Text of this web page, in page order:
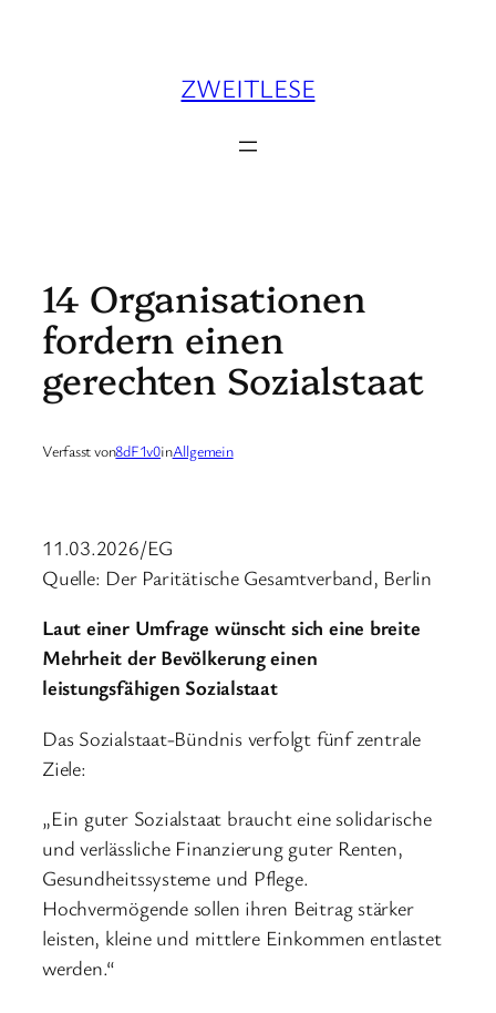
ZWEITLESE
14 Organisationen
fordern einen
gerechten Sozialstaat
Verfasst von8dF1v0inAllgemein
11.03.2026/EG
Quelle: Der Paritätische Gesamtverband, Berlin
Laut einer Umfrage wünscht sich eine breite
Mehrheit der Bevölkerung einen
leistungsfähigen Sozialstaat
Das Sozialstaat-Bündnis verfolgt fünf zentrale
Ziele:
„Ein guter Sozialstaat braucht eine solidarische
und verlässliche Finanzierung guter Renten,
Gesundheitssysteme und Pflege.
Hochvermögende sollen ihren Beitrag stärker
leisten, kleine und mittlere Einkommen entlastet
werden.“